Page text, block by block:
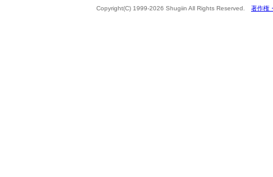
Copyright(C) 1999-2026 Shugiin All Rights Reserved. 著作権